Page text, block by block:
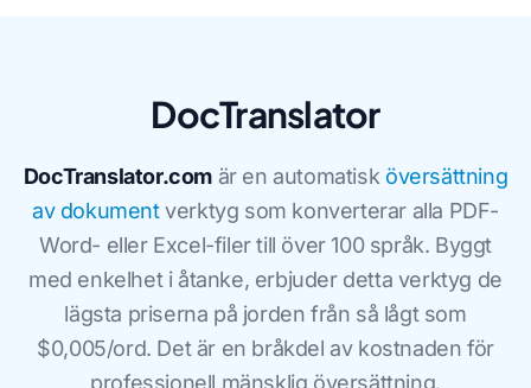
DocTranslator
DocTranslator.com är en automatisk översättning
av dokumentverktyg som konverterar alla PDF-
Word- eller Excel-filer till över 100 språk. Byggt
med enkelhet i åtanke, erbjuder detta verktyg de
lägsta priserna på jorden från så lågt som
$0,005/ord. Det är en bråkdel av kostnaden för
professionell mänsklig översättning.